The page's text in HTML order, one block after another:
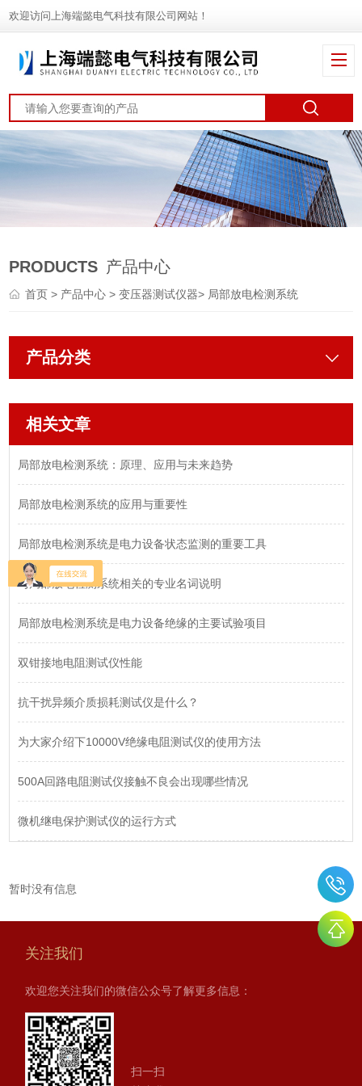
欢迎访问上海端懿电气科技有限公司网站！
PRODUCTS 产品中心
首页> 产品中心>变压器测试仪器> 局部放电检测系统
产品分类
相关文章
局部放电检测系统：原理、应用与未来趋势
局部放电检测系统的应用与重要性
局部放电检测系统是电力设备状态监测的重要工具
与局部放电检测系统相关的专业名词说明
局部放电检测系统是电力设备绝缘的主要试验项目
双钳接地电阻测试仪性能
抗干扰异频介质损耗测试仪是什么？
为大家介绍下10000V绝缘电阻测试仪的使用方法
500A回路电阻测试仪接触不良会出现哪些情况
微机继电保护测试仪的运行方式
暂时没有信息
关注我们
欢迎您关注我们的微信公众号了解更多信息：
扫一扫